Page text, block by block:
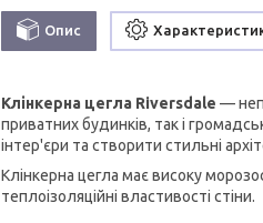
Опис
Клінкерна цегла Riversdale —
приватних будинків, так і
інтер'єри та створити стильні
Клінкерна цегла має високу
теплоізоляційні властивості стіни.